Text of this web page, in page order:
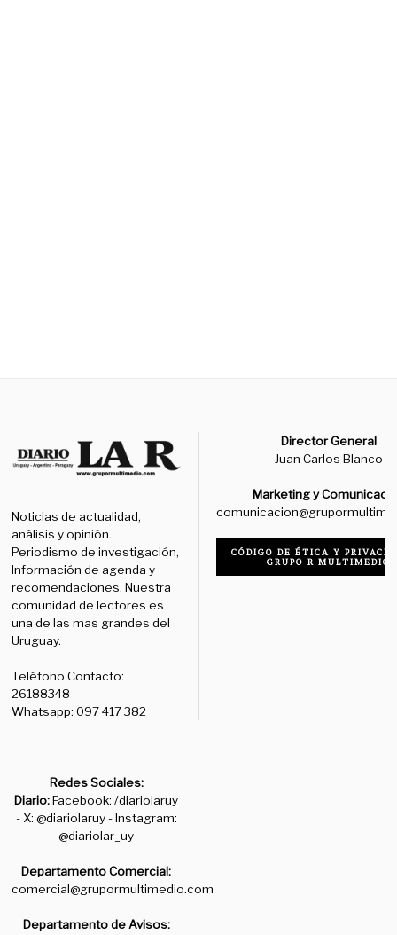
Noticias de actualidad,
análisis y opinión.
Periodismo de investigación,
Información de agenda y
recomendaciones. Nuestra
comunidad de lectores es
una de las mas grandes del
Uruguay.
Teléfono Contacto:
26188348
Whatsapp: 097 417 382
Director General
Juan Carlos Blanco
Marketing y
CÓDIGO DE ÉTICA Y
GRUPO R MULTIMEDIO
Redes Sociales:
Diario:Facebook: /diariolaruy
- X: @diariolaruy - Instagram:
@diariolar_uy
Departamento Comercial:
comercial@grupormultimedio.com
Departamento de Avisos: